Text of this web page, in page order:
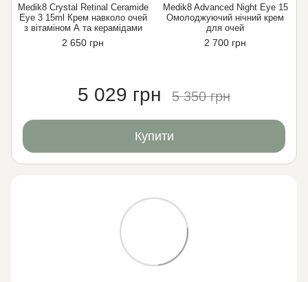
Medik8 Crystal Retinal Ceramide
Eye 3 15ml Крем навколо очей
з вітаміном А та керамідами
2 650 грн
Medik8 Advanced Night Eye 15
Омолоджуючий нічний крем
для очей
2 700 грн
5 029 грн 5 350 грн
Купити